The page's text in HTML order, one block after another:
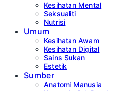
Kesihatan Mental
Seksualiti
Nutrisi
Umum
Kesihatan Awam
Kesihatan Digital
Sains Sukan
Estetik
Sumber
Anatomi Manusia